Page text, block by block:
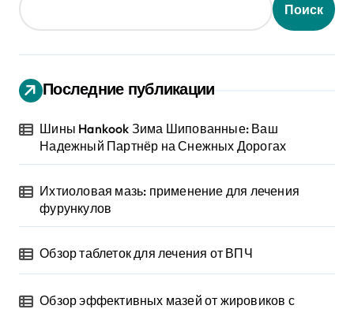
Поиск
Последние публикации
Шины Hankook Зима Шипованные: Ваш
Надежный Партнёр на Снежных Дорогах
Ихтиоловая мазь: применение для лечения
фурункулов
Обзор таблеток для лечения от ВПЧ
Обзор эффективных мазей от жировиков с